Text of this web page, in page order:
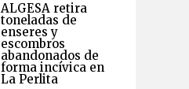
ALGESA retira
toneladas de
enseres y
escombros
abandonados de
forma incívica en
La Perlita